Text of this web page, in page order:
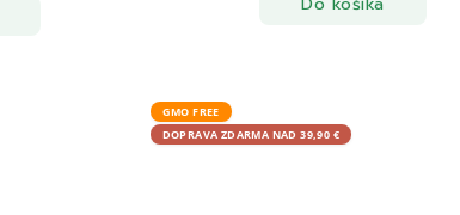
GMO FREE
DOPRAVA ZDARMA NAD 39,90 €